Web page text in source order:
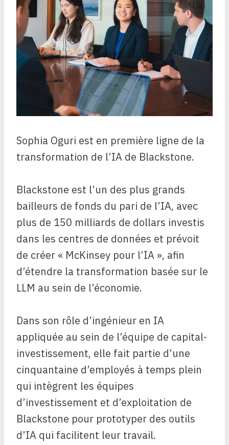
Sophia Oguri est en première ligne de la
transformation de l’IA de Blackstone.
Blackstone est l’un des plus grands
bailleurs de fonds du pari de l’IA, avec
plus de 150 milliards de dollars investis
dans les centres de données et prévoit
de créer « McKinsey pour l’IA », afin
d’étendre la transformation basée sur le
LLM au sein de l’économie.
Dans son rôle d’ingénieur en IA
appliquée au sein de l’équipe de capital-
investissement, elle fait partie d’une
cinquantaine d’employés à temps plein
qui intègrent les équipes
d’investissement et d’exploitation de
Blackstone pour prototyper des outils
d’IA qui facilitent leur travail.